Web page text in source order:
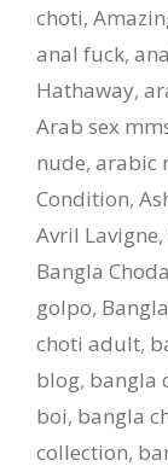
choti,
anal fuck,
Hathaway,
Arab sex
nude, arabic
Condition,
Avril Lavigne,
Bangla
golpo,
choti adult,
blog, bangla
boi, bangla
collection,